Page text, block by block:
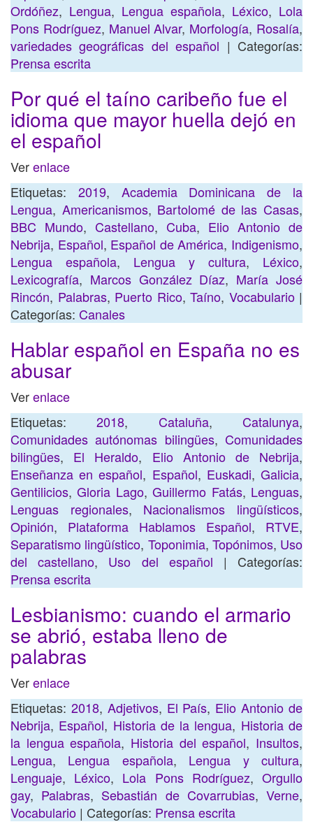
Ordóñez, Lengua, Lengua española, Léxico, Lola
Pons Rodríguez, Manuel Alvar, Morfología, Rosalía,
variedades geográficas del español | Categorías:
Prensa escrita
Por qué el taíno caribeño fue el
idioma que mayor huella dejó en
el español
Verenlace
Etiquetas: 2019, Academia Dominicana de la
Lengua, Americanismos, Bartolomé de las Casas,
BBC Mundo, Castellano, Cuba, Elio Antonio de
Nebrija, Español, Español de América, Indigenismo,
Lengua española, Lengua y cultura, Léxico,
Lexicografía, Marcos González Díaz, María José
Rincón, Palabras, Puerto Rico, Taíno, Vocabulario|
Categorías: Canales
Hablar español en España no es
abusar
Verenlace
Etiquetas:2018, Cataluña,Catalunya,
Comunidades autónomas bilingües,Comunidades
bilingües, El Heraldo, Elio Antonio de Nebrija,
Enseñanza en español, Español, Euskadi,Galicia,
Gentilicios,Gloria Lago,Guillermo Fatás, Lenguas,
Lenguas regionales, Nacionalismos lingüísticos,
Opinión, Plataforma Hablamos Español, RTVE,
Separatismo lingüístico, Toponimia, Topónimos, Uso
del castellano, Uso del español | Categorías:
Prensa escrita
Lesbianismo: cuando el armario
se abrió, estaba lleno de
palabras
Verenlace
Etiquetas: 2018, Adjetivos, El País, Elio Antonio de
Nebrija, Español, Historia de la lengua, Historia de
la lengua española, Historia del español, Insultos,
Lengua, Lengua española, Lengua y cultura,
Lenguaje, Léxico, Lola Pons Rodríguez,Orgullo
gay, Palabras, Sebastián de Covarrubias,Verne,
Vocabulario | Categorías: Prensa escrita